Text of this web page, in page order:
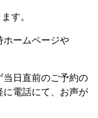
す。
ームページや
日直前のご予約の
電話にて、お声が